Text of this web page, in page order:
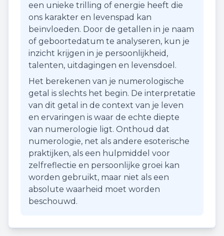
een unieke trilling of energie heeft die
ons karakter en levenspad kan
beïnvloeden. Door de getallen in je naam
of geboortedatum te analyseren, kun je
inzicht krijgen in je persoonlijkheid,
talenten, uitdagingen en levensdoel.
Het berekenen van je numerologische
getal is slechts het begin. De interpretatie
van dit getal in de context van je leven
en ervaringen is waar de echte diepte
van numerologie ligt. Onthoud dat
numerologie, net als andere esoterische
praktijken, als een hulpmiddel voor
zelfreflectie en persoonlijke groei kan
worden gebruikt, maar niet als een
absolute waarheid moet worden
beschouwd.